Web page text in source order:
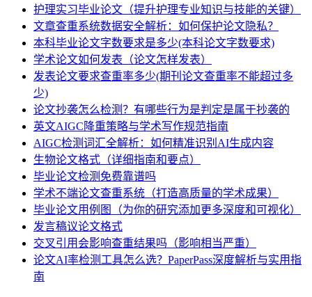
护理实习毕业论文（提升护理专业知识与技能的关键）
文章查重系统数据安全解析：如何保护论文隐私？
本科毕业论文字数要求是多少(本科论文字数要求)
学术论文如何发表（论文怎样发表）
发表论文要求查重率多少(期刊论文查重率不能超过多
少)
论文抄袭怎么检测？有哪些行为是判定是属于抄袭的
英文AIGC降重策略与学术写作规范指南
AIGC检测词汇全解析：如何精准识别AI生成内容
生物论文格式（详细指南和要点）
毕业论文检测免费靠谱吗
学术不端论文查重系统（打造高质量的学术成果）
毕业论文用例图（为你的研究添加更多深度和可视化）
发言稿议论文格式
交叉引用会影响查重结果吗（影响相当严重）
论文AI率检测工具怎么选？PaperPass深度解析与实用指
南